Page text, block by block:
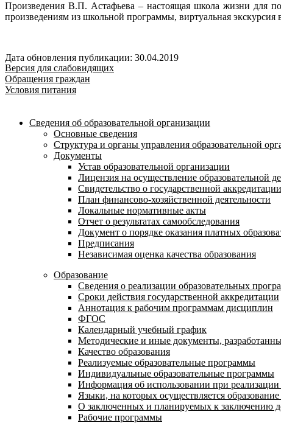
Произведения В.П. Астафьева – настоящая школа жизни для
произведениям из школьной программы, виртуальная экскурсия
Дата обновления публикации: 30.04.2019
Версия для слабовидящих
Обращения граждан
Условия питания
Сведения об образовательной организации
Основные сведения
Структура и органы управления образовательной
Документы
Устав образовательной организации
Лицензия на осуществление образовательной
Свидетельство о государственной
План финансово-хозяйственной деятельности
Локальные нормативные акты
Отчет о результатах самообследования
Документ о порядке оказания платных
Предписания
Независимая оценка качества образования
Образование
Сведения о реализации образовательных
Сроки действия государственной аккредитации
Аннотация к рабочим программам дисциплин
ФГОС
Календарный учебный график
Методические и иные документы,
Качество образования
Реализуемые образовательные программы
Индивидуальные образовательные программы
Информация об использовании при
Языки, на которых осуществляется
О заключенных и планируемых к заключению
Рабочие программы